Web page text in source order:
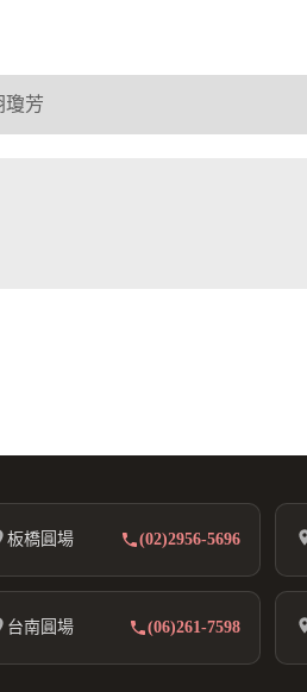
瓊芳
板橋圓場 (02)2956-5696
台南圓場 (06)261-7598